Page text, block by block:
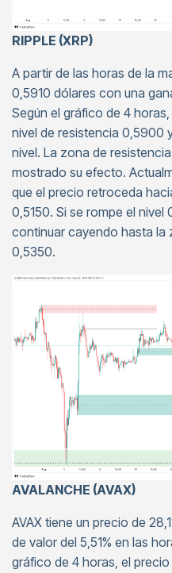
RIPPLE (XRP)
A partir de las horas de la
0,5910 dólares con una
Según el gráfico de 4
nivel de resistencia 0,5900
nivel. La zona de
mostrado su efecto.
que el precio retroceda
0,5150. Si se rompe el nivel
continuar cayendo hasta la
0,5350.
AVALANCHE (AVAX)
AVAX tiene un precio de
de valor del 5,51% en las
gráfico de 4 horas, el